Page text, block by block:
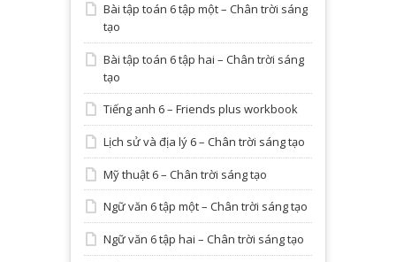
Bài tập toán 6 tập một – Chân trời sáng
tạo
Bài tập toán 6 tập hai – Chân trời sáng
tạo
Tiếng anh 6 – Friends plus workbook
Lịch sử và địa lý 6 – Chân trời sáng tạo
Mỹ thuật 6 – Chân trời sáng tạo
Ngữ văn 6 tập một – Chân trời sáng tạo
Ngữ văn 6 tập hai – Chân trời sáng tạo